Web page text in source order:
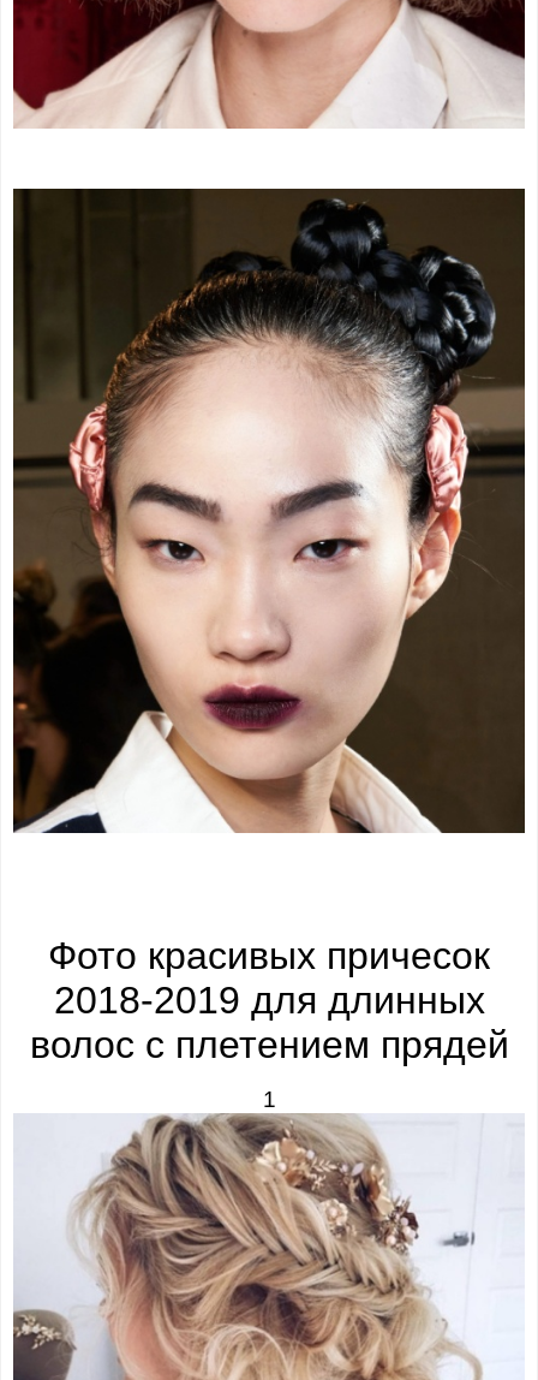
Фото красивых причесок
2018-2019 для длинных
волос с плетением прядей
1